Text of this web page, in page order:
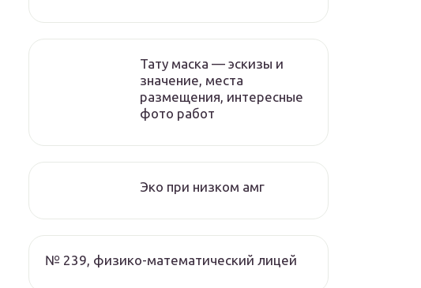
Тату маска — эскизы и
значение, места
размещения, интересные
фото работ
Эко при низком амг
№ 239, физико-математический лицей